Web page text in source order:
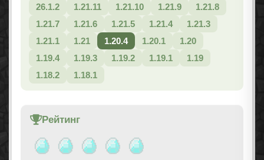
26.1.2
1.21.11 1.21.10 1.21.9
1.21.8
1.21.7
1.21.6 1.21.5 1.21.4
1.21.3
1.21.1
1.21 1.20.4 1.20.1
1.20
1.19.4
1.19.3 1.19.2 1.19.1
1.19
1.18.2
1.18.1
Рейтинг